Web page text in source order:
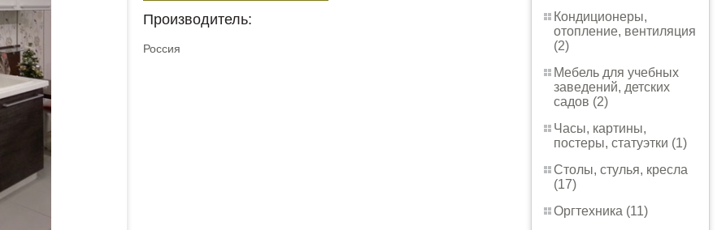
Кондиционеры,
отопление, вентиляция
(2)
Мебель для учебных
заведений, детских
садов (2)
Часы, картины,
постеры, статуэтки (1)
Столы, стулья, кресла
(17)
Оргтехника (11)
Производитель:
Россия